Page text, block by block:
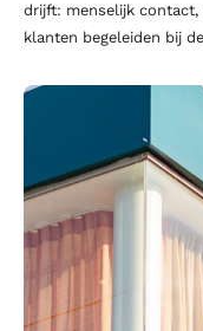
drijft: menselijk contact,
klanten begeleiden bij